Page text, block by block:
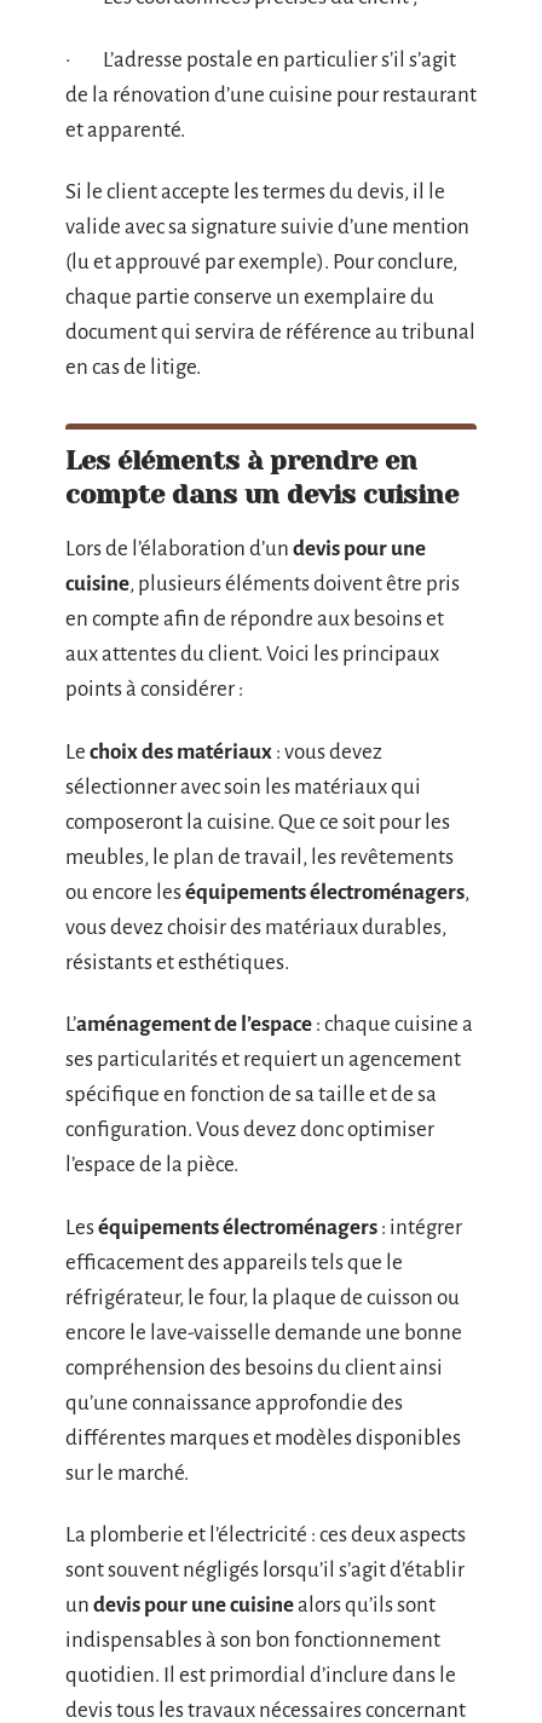
· L’adresse postale en particulier s’il s’agit
de la rénovation d’une cuisine pour restaurant
et apparenté.
Si le client accepte les termes du devis, il le
valide avec sa signature suivie d’une mention
(lu et approuvé par exemple). Pour conclure,
chaque partie conserve un exemplaire du
document qui servira de référence au tribunal
en cas de litige.
Les éléments à prendre en
compte dans un devis cuisine
Lors de l’élaboration d’un devis pour une
cuisine, plusieurs éléments doivent être pris
en compte afin de répondre aux besoins et
aux attentes du client. Voici les principaux
points à considérer :
Le choix des matériaux : vous devez
sélectionner avec soin les matériaux qui
composeront la cuisine. Que ce soit pour les
meubles, le plan de travail, les revêtements
ou encore leséquipements électroménagers,
vous devez choisir des matériaux durables,
résistants et esthétiques.
L’aménagement de l’espace : chaque cuisine a
ses particularités et requiert un agencement
spécifique en fonction de sa taille et de sa
configuration. Vous devez donc optimiser
l’espace de la pièce.
Leséquipements électroménagers : intégrer
efficacement des appareils tels que le
réfrigérateur, le four, la plaque de cuisson ou
encore le lave-vaisselle demande une bonne
compréhension des besoins du client ainsi
qu’une connaissance approfondie des
différentes marques et modèles disponibles
sur le marché.
La plomberie et l’électricité : ces deux aspects
sont souvent négligés lorsqu’il s’agit d’établir
un devis pour une cuisinealors qu’ils sont
indispensables à son bon fonctionnement
quotidien. Il est primordial d’inclure dans le
devis tous les travaux nécessaires concernant